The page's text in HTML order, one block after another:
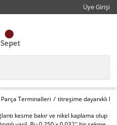
Üye Girişi
Sepet
Parça Terminalleri titreşime dayanıklı